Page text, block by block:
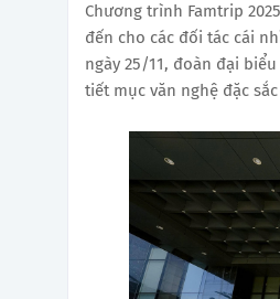
Chương trình Famtrip
đến cho các đối tác cái
ngày 25/11, đoàn đại
tiết mục văn nghệ đặc